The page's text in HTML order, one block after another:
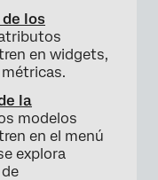
los
en widgets,
la
modelos
en el menú
explora